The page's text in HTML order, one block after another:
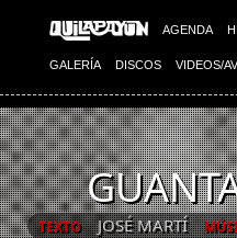
AGENDA
GALERÍA DISCOS VIDEOS/AV
TEXTO JOSÉ MARTÍ